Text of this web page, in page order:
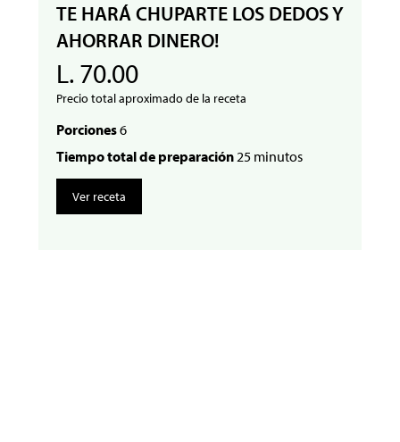
TE HARÁ CHUPARTE LOS DEDOS Y
AHORRAR DINERO!
L. 70.00
Precio total aproximado de la receta
Porciones6
Tiempo total de preparación25 minutos
Ver receta